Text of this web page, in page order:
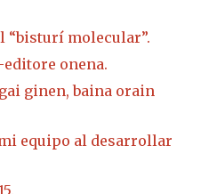
“bisturí molecular”.
onena.
ginen, baina orain
equipo al desarrollar